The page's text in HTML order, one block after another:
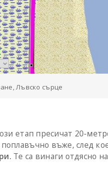
Лъвско сърце
етап пресичат 20-
въже, след
Те са винаги отдясно